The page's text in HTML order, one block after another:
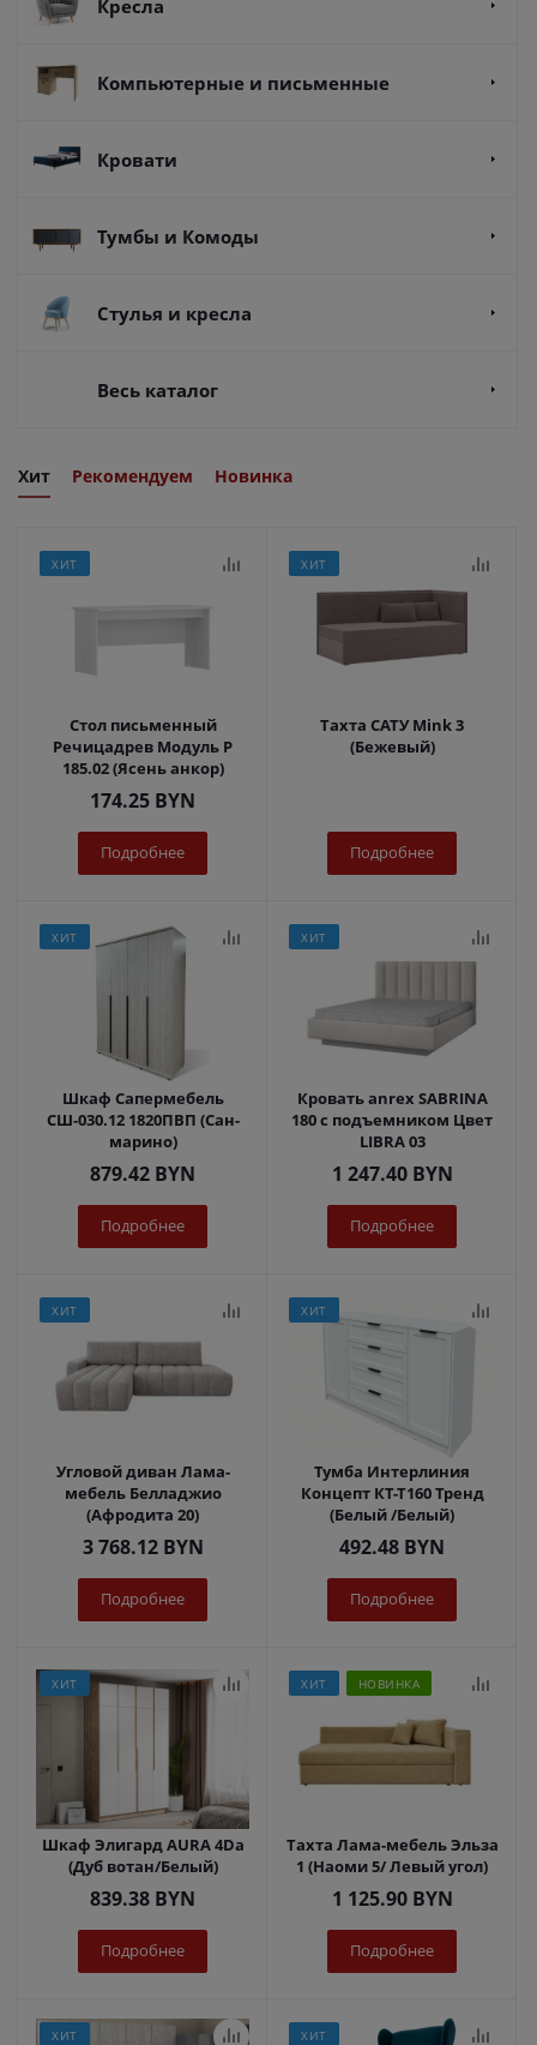
Кресла
Компьютерные и письменные
Кровати
Тумбы и Комоды
Стулья и кресла
Весь каталог
Хит Рекомендуем Новинка
ХИТ
Стол письменный
Речицадрев Модуль Р
185.02 (Ясень анкор)
174.25 BYN
Подробнее
ХИТ
Тахта САТУ Mink 3
(Бежевый)
Подробнее
ХИТ
Шкаф Сапермебель
СШ-030.12 1820ПВП (Сан-
марино)
879.42 BYN
Подробнее
ХИТ
Кровать anrex SABRINA
180 с подъемником Цвет
LIBRA 03
1 247.40BYN
Подробнее
ХИТ
Угловой диван Лама-
мебель Белладжио
(Афродита 20)
3 768.12BYN
Подробнее
ХИТ
Тумба Интерлиния
Концепт КТ-Т160 Тренд
(Белый /Белый)
492.48 BYN
Подробнее
ХИТ
Шкаф Элигард AURA 4Dа
(Дуб вотан/Белый)
839.38 BYN
Подробнее
ХИТ НОВИНКА
Тахта Лама-мебель Эльза
1 (Наоми 5/ Левый угол)
1 125.90BYN
Подробнее
ХИТ ХИТ